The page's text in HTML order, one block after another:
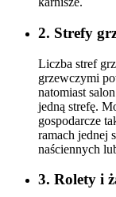
2. Strefy
Liczba stref
grzewczymi
natomiast
jedną strefę.
gospodarcze
ramach jednej
naściennych
3. Rolety i